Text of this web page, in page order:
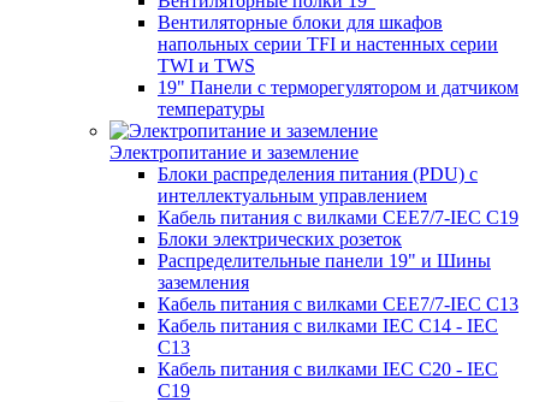
Вентиляторные блоки для шкафов
напольных серии TFI и настенных серии
TWI и TWS
19" Панели с терморегулятором и датчиком
температуры
Электропитание и заземление
Блоки распределения питания (PDU) с
интеллектуальным управлением
Кабель питания с вилками CEE7/7-IEC C19
Блоки электрических розеток
Распределительные панели 19" и Шины
заземления
Кабель питания с вилками CEE7/7-IEC C13
Кабель питания с вилками IEC C14 - IEC
C13
Кабель питания с вилками IEC C20 - IEC
C19